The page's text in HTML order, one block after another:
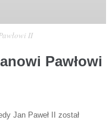
II
Pawłowi
Jan Paweł II został